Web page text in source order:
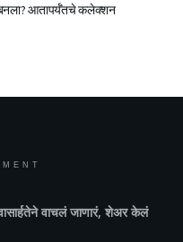
आतापर्यँतचे कलेक्शन
वाचलं जाणारं, शेअर केलं